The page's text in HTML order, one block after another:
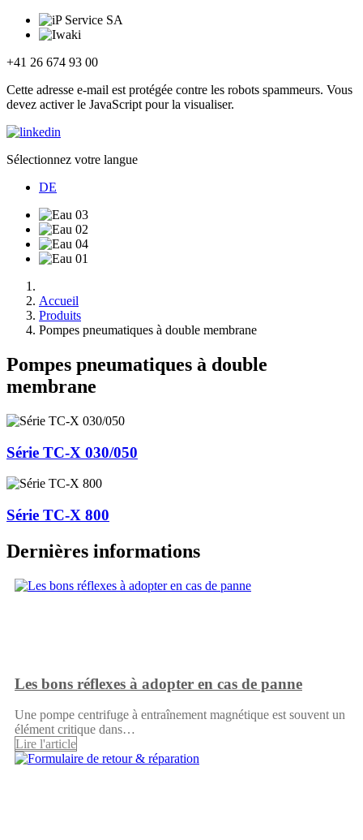
+41 26 674 93 00
Cette adresse e-mail est protégée contre les robots spammeurs. Vous
devez activer le JavaScript pour la visualiser.
Sélectionnez votre langue
DE
Accueil
Produits
Pompes pneumatiques à double membrane
Pompes pneumatiques à double
membrane
Série TC-X 030/050
Série TC-X 800
Dernières informations
Les bons réflexes à adopter en cas de panne
Une pompe centrifuge à entraînement magnétique est souvent un
élément critique dans…
Lire l'article